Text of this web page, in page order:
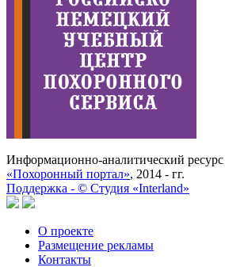
Информационно-аналитический ресурс
«Похоронный портал», 2014 - гг.
Поддержка - © Cтудия «Interland»
О проекте
Размещение рекламы
Контакты